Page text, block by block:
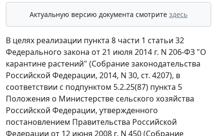
Актуальную версию документа смотрите здесь
В целях реализации пункта 8 части 1 статьи 32
Федерального закона от 21 июля 2014 г. N 206-ФЗ "О
карантине растений" (Собрание законодательства
Российской Федерации, 2014, N 30, ст. 4207), в
соответствии с подпунктом 5.2.25(87) пункта 5
Положения о Министерстве сельского хозяйства
Российской Федерации, утвержденного
постановлением Правительства Российской
Федерации от 12 июня 2008 г. N 450 (Собрание